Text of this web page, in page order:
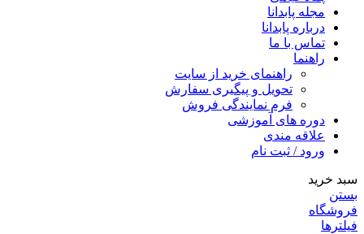
مجله پابدانا
درباره پابدانا
تماس با ما
راهنما
راهنمای خرید از سایت
تحویل و پیگیری سفارش
فرم نمایندگی فروش
دوره های آموزشی
علاقه مندی
ورود / ثبت نام
سبد خرید
بستن
فروشگاه
فیلترها